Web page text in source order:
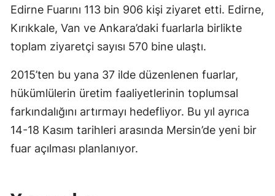
Yozgat
Zonguldak
Aksaray
Bayburt
Karaman
Edirne Fuarını 113 bin 906 kişi ziyaret etti. Edirne,
Kırıkkale, Van ve Ankara’daki fuarlarla birlikte
toplam ziyaretçi sayısı 570 bine ulaştı.
2015’ten bu yana 37 ilde düzenlenen fuarlar,
hükümlülerin üretim faaliyetlerinin toplumsal
farkındalığını artırmayı hedefliyor. Bu yıl ayrıca
14-18 Kasım tarihleri arasında Mersin’de yeni bir
fuar açılması planlanıyor.